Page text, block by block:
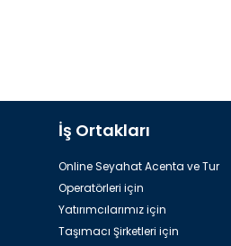
İş Ortakları
Online Seyahat Acenta ve Tur
Operatörleri için
Yatırımcılarımız için
Taşımacı Şirketleri için